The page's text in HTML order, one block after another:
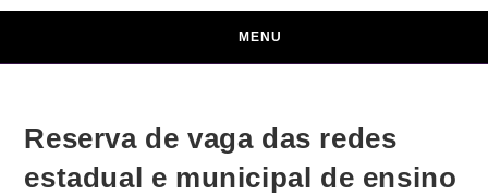
MENU
Reserva de vaga das redes
estadual e municipal de ensino